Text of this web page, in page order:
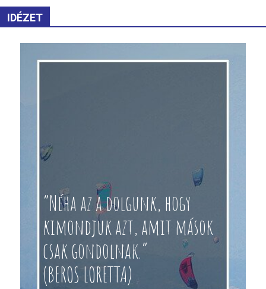
IDÉZET
“Néha az a dolgunk, hogy
kimondjuk azt, amit mások
csak gondolnak.”
(BEROS LORETTA)